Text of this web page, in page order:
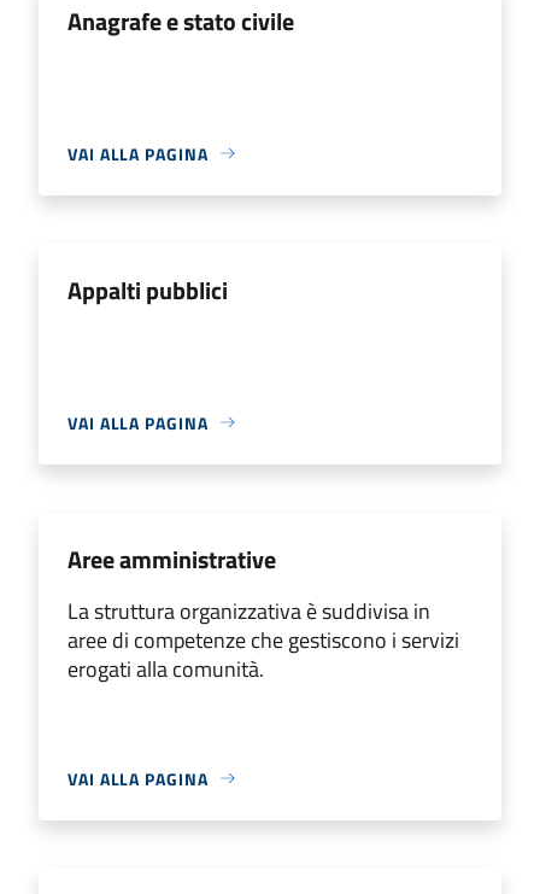
Anagrafe e stato civile
VAI ALLA PAGINA
Appalti pubblici
VAI ALLA PAGINA
Aree amministrative
La struttura organizzativa è suddivisa in
aree di competenze che gestiscono i servizi
erogati alla comunità.
VAI ALLA PAGINA